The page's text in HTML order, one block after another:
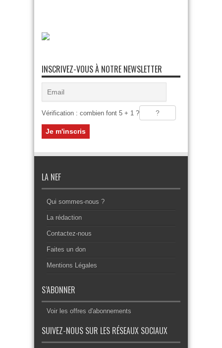
INSCRIVEZ-VOUS À NOTRE NEWSLETTER
Vérification : combien font 5 + 1 ?
LA NEF
Qui sommes-nous ?
La rédaction
Contactez-nous
Faites un don
Mentions Légales
S’ABONNER
Voir les offres d'abonnements
SUIVEZ-NOUS SUR LES RÉSEAUX SOCIAUX